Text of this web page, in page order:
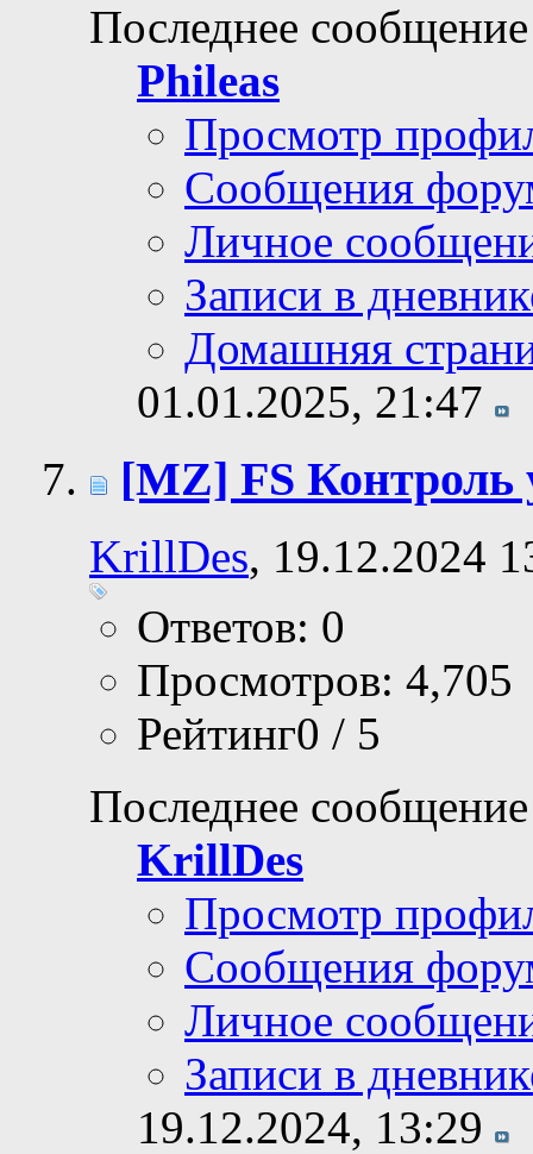
Последнее
Phileas
Просмотр
Сообщения
Личное
Записи в
Домашняя
01.01.2025, 21:47
[MZ] FS Контроль
KrillDes, 19.12.2024
Ответов: 0
Просмотров: 4,705
Рейтинг0 / 5
Последнее
KrillDes
Просмотр
Сообщения
Личное
Записи в
19.12.2024, 13:29